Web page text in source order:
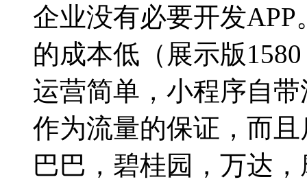
企业没有必要开发
的成本低（展示版
运营简单，小程序自
作为流量的保证，而
巴巴，碧桂园，万达